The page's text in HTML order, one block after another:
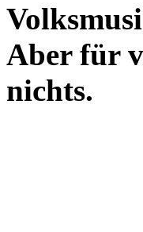
Aber für
nichts.